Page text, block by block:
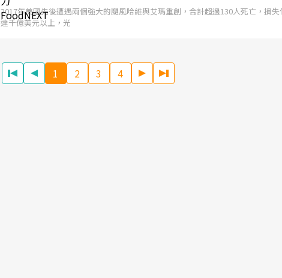
2017年美國先後遭遇兩個強大的颶風哈維與艾瑪重創，合計超過130人死亡，損失
達千億美元以上，光
1 2 3 4